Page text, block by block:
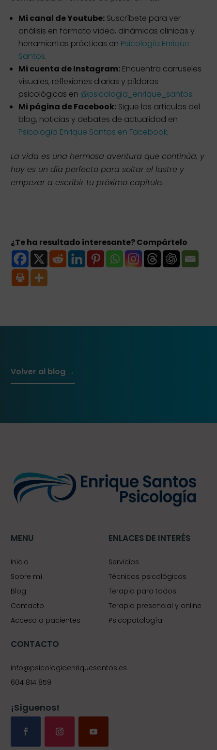
Mi canal de Youtube: Suscríbete para ver
análisis en formato vídeo, dinámicas clínicas y
herramientas prácticas en Psicología Enrique
Santos.
Mi cuenta de Instagram: Encuentra carruseles
visuales, reflexiones diarias y píldoras
psicológicas en @psicologia_enrique_santos.
Mi página de Facebook: Sigue los artículos del
blog, noticias y debates de actualidad en
Psicología Enrique Santos en Facebook.
La vida es una hermosa aventura que continúa, y
hoy es un día perfecto para soltar el lastre y
empezar a escribir tu próximo capítulo.
¿Te ha resultado interesante? Compártelo
Volver al blog →
MENU
Inicio
Sobre mí
Blog
Contacto
Acceso a pacientes
ENLACES DE INTERÉS
Servicios
Técnicas psicológicas
Terapia para todos
Terapia presencial y online
Psicopatología
CONTACTO
info@psicologiaenriquesantos.es
604 814 859
¡Síguenos!